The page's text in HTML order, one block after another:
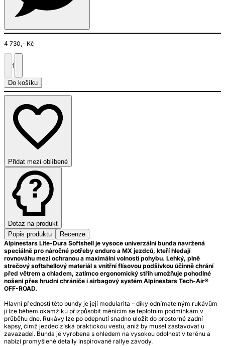
4 730,- Kč
1
Do košíku
Přidat mezi oblíbené
Dotaz na produkt
Popis produktu
Recenze
Alpinestars Lite-Dura Softshell je vysoce univerzální bunda navržená
speciálně pro náročné potřeby enduro a MX jezdců, kteří hledají
rovnováhu mezi ochranou a maximální volností pohybu. Lehký, plně
strečový softshellový materiál s vnitřní flísovou podšívkou účinně chrání
před větrem a chladem, zatímco ergonomický střih umožňuje pohodlné
nošení přes hrudní chrániče i airbagový systém Alpinestars Tech-Air®
OFF-ROAD.
Hlavní předností této bundy je její modularita – díky odnímatelným rukávům
ji lze během okamžiku přizpůsobit měnícím se teplotním podmínkám v
průběhu dne. Rukávy lze po odepnutí snadno uložit do prostorné zadní
kapsy, čímž jezdec získá praktickou vestu, aniž by musel zastavovat u
zavazadel. Bunda je vyrobena s ohledem na vysokou odolnost v terénu a
nabízí promyšlené detaily inspirované rallye závody.